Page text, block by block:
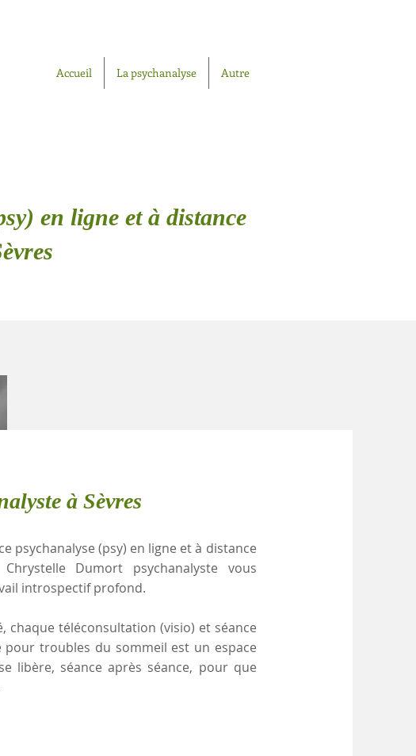
Accueil La psychanalyse Autre
en ligne et à distance
à Sèvres
psychanalyse (psy) en ligne et à distance
Dumort psychanalyste vous
introspectif profond.
téléconsultation (visio) et séance
pour troubles du sommeil est un espace
libère, séance après séance, pour que